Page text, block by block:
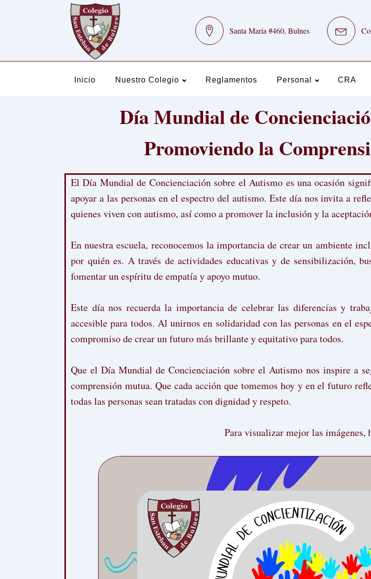
Santa María #460, Bulnes
Inicio Nuestro Colegio Reglamentos Personal CRA
Día Mundial de
Promoviendo la
El Día Mundial de Concienciación sobre el Autismo es una ocasión
apoyar a las personas en el espectro del autismo. Este día nos invita a
quienes viven con autismo, así como a promover la inclusión y la
En nuestra escuela, reconocemos la importancia de crear un ambiente
por quién es. A través de actividades educativas y de sensibilización,
fomentar un espíritu de empatía y apoyo mutuo.
Este día nos recuerda la importancia de celebrar las diferencias y
accesible para todos. Al unirnos en solidaridad con las personas en el
compromiso de crear un futuro más brillante y equitativo para todos.
Que el Día Mundial de Concienciación sobre el Autismo nos inspire a
comprensión mutua. Que cada acción que tomemos hoy y en el futuro
todas las personas sean tratadas con dignidad y respeto.
Para visualizar mejor las imágenes,